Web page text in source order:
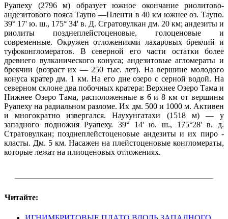
Руапеху (2796 м) образует южное окончание риолитово-
андезитового пояса Таупо —Пленти в 40 км южнее оз. Таупо.
39° 17' ю. ш., 175° 34' в. Д. Сгратовулкан дм. 20 км; андезиты и
риолиты позднеплейстоценовые, голоценовые и
современные. Окружен отложениями лахаровых брекчий и
туфоконгломератов. В северной его части остатки более
древнего вулканического конуса; андезитовые агломераты и
брекчии (возраст их — 250 тыс. лет). На вершине молодого
конуса кратер дм. 1 км. На его дне озеро с серной водой. На
северном склоне два побочных кратера: Верхнее Озеро Тама и
Нижнее Озеро Тама, расположенные в 6 и 8 км от вершины
Руапеху на радиальном разломе. Их дм. 500 и 1000 м. Активен
и многократно извергался. Наухунгатахи (1518 м) — у
западного подножия Руапеху. 39° 14' ю. ш., 175°28' в. д.
Стратовулкан; позднеплейстоценовые андезиты и их пиро -
класты. Дм. 5 км. Насажен на плейстоценовые конгломераты,
которые лежат на плиоценовых отложениях.
Читайте: